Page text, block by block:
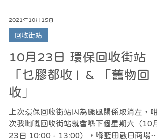
2021年10月15日
回收街站
10月23日 環保回收街站
「乜膠都收」& 「舊物回
收」
上次環保回收街站因為颱風關係取消左，咁